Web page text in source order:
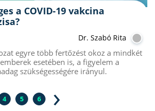
a COVID-19 vakcina
Dr. Szabó Rita
egyre több fertőzést okoz a mindkét
esetében is, a figyelem a
szükségességére irányul.
4 5 6 ›